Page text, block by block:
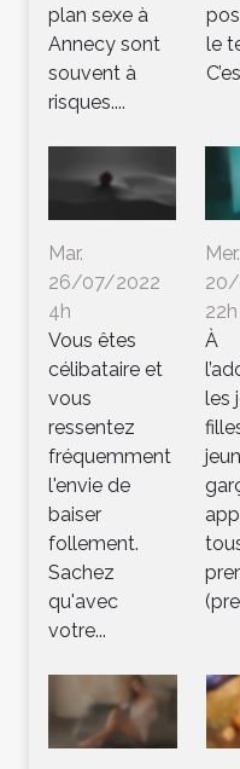
plan sexe à
Annecy sont
souvent à
risques....
le
Mar.
26/07/2022
4h
Vous êtes
célibataire et
vous
ressentez
fréquemment
l'envie de
baiser
follement.
Sachez
qu'avec
votre...
Mer.
22h
À
les